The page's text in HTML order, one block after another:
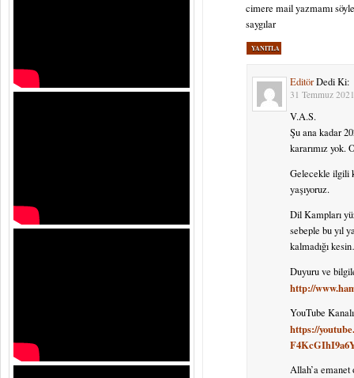
cimere mail yazmamı
saygılar
YANITLA
Editör Dedi Ki:
31 Temmuz
V.A.S.
Şu ana kadar
kararımız
Gelecekle ilgili
yaşıyoruz.
Dil Kampları
sebeple bu yıl
kalmadığı
Duyuru ve
http://
YouTube
https://
Allah’a